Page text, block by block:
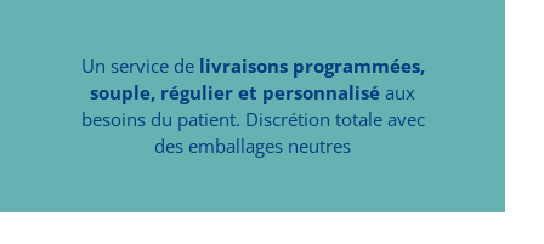
Un service de livraisons programmées,
souple, régulier et personnalisé aux
besoins du patient. Discrétion totale avec
des emballages neutres